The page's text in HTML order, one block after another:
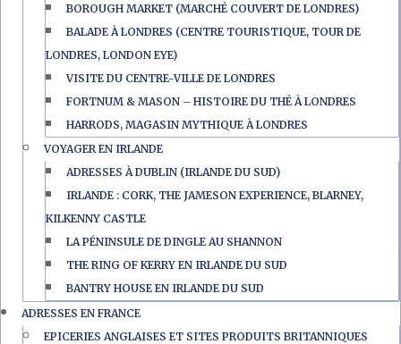
BOROUGH MARKET (MARCHÉ COUVERT DE LONDRES)
BALADE À LONDRES (CENTRE TOURISTIQUE, TOUR DE
LONDRES, LONDON EYE)
VISITE DU CENTRE-VILLE DE LONDRES
FORTNUM & MASON – HISTOIRE DU THÉ À LONDRES
HARRODS, MAGASIN MYTHIQUE À LONDRES
VOYAGER EN IRLANDE
ADRESSES À DUBLIN (IRLANDE DU SUD)
IRLANDE : CORK, THE JAMESON EXPERIENCE, BLARNEY,
KILKENNY CASTLE
LA PÉNINSULE DE DINGLE AU SHANNON
THE RING OF KERRY EN IRLANDE DU SUD
BANTRY HOUSE EN IRLANDE DU SUD
ADRESSES EN FRANCE
EPICERIES ANGLAISES ET SITES PRODUITS BRITANNIQUES